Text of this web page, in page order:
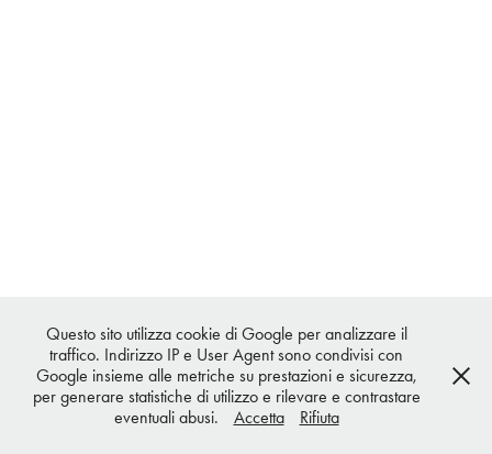
Questo sito utilizza cookie di Google per analizzare il
traffico. Indirizzo IP e User Agent sono condivisi con
Google insieme alle metriche su prestazioni e sicurezza,
per generare statistiche di utilizzo e rilevare e contrastare
eventuali abusi.
Accetta Rifiuta